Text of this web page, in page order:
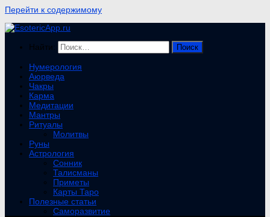
Перейти к содержимому
Найти:
Нумерология
Аюрведа
Чакры
Карма
Медитации
Мантры
Ритуалы
Молитвы
Руны
Астрология
Сонник
Талисманы
Приметы
Карты Таро
Полезные статьи
Саморазвитие